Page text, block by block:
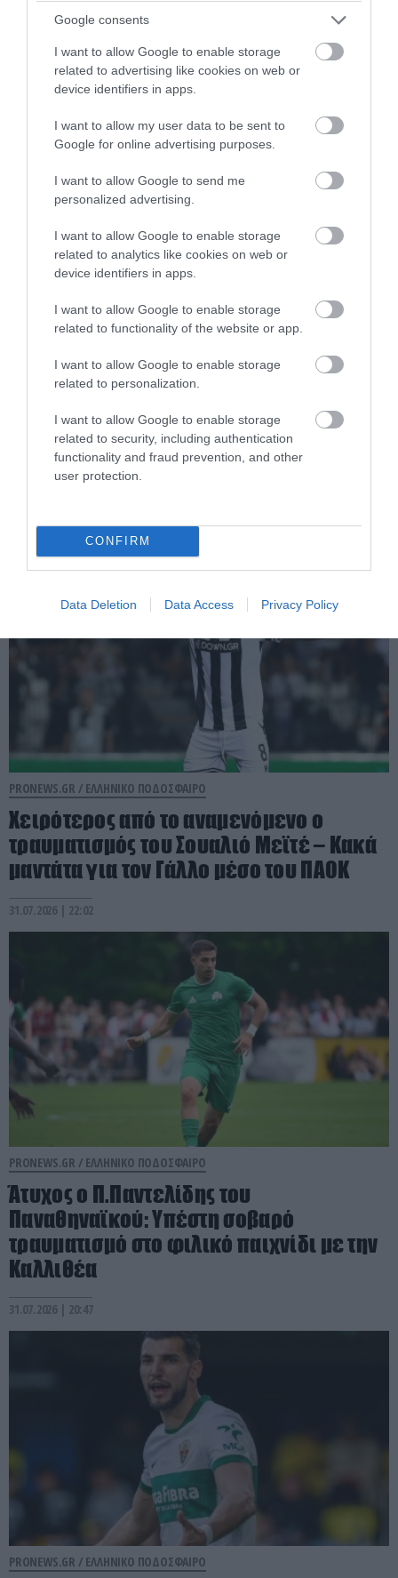
Google consents
I want to allow Google to enable storage
related to advertising like cookies on web or
device identifiers in apps.
I want to allow my user data to be sent to
Google for online advertising purposes.
I want to allow Google to send me
personalized advertising.
I want to allow Google to enable storage
related to analytics like cookies on web or
device identifiers in apps.
I want to allow Google to enable storage
related to functionality of the website or app.
I want to allow Google to enable storage
related to personalization.
I want to allow Google to enable storage
related to security, including authentication
functionality and fraud prevention, and other
user protection.
CONFIRM
Data Deletion Data Access Privacy Policy
PRONEWS.GR /ΕΛΛΗΝΙΚΟ ΠΟΔΟΣΦΑΙΡΟ
Χαμός στο «Ελευθέριος Βενιζέλος» από
τους φίλους της Μαρκό για τον Ελ Αραμπί
(βίντεο)
01.08.2026 | 20:12
PRONEWS.GR /ΕΛΛΗΝΙΚΟ ΠΟΔΟΣΦΑΙΡΟ
Ποια Αϊντχόφεν; – Ελληνική ομάδα
έπιασε στον «ύπνο» τα ευρωπαϊκά
«μεγαθήρια» και κάνει δικό της τον
01.08.2026 | 13:35
PRONEWS.GR / ΕΛΛΗΝΙΚΟ ΠΟΔΟΣΦΑΙΡΟ
Χειρότερος από το αναμενόμενο ο
τραυματισμός του Σουαλιό Μεϊτέ – Kακά
μαντάτα για τον Γάλλο μέσο του ΠΑΟΚ
31.07.2026 | 22:02
PRONEWS.GR / ΕΛΛΗΝΙΚΟ ΠΟΔΟΣΦΑΙΡΟ
Άτυχος ο Π.Παντελίδης του
Παναθηναϊκού: Υπέστη σοβαρό
τραυματισμό στο φιλικό παιχνίδι με την
Καλλιθέα
31.07.2026 | 20:47
PRONEWS.GR / ΕΛΛΗΝΙΚΟ ΠΟΔΟΣΦΑΙΡΟ